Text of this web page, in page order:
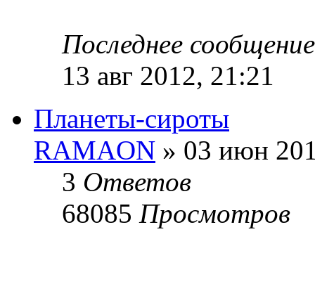
Последнее
13 авг 2012, 21:21
Планеты-сироты
RAMAON » 03 июн
3 Ответов
68085 Просмотров